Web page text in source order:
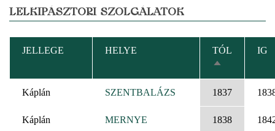
LELKIPÁSZTORI SZOLGÁLATOK
JELLEGE HELYE
TÓL
CSÖKKENŐ
RENDEZÉS
IG
Káplán SZENTBALÁZS 1837
Káplán MERNYE 1838